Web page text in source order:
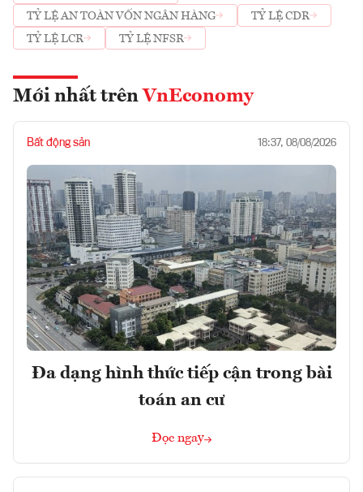
TỶ LỆ AN TOÀN VỐN NGÂN HÀNG
TỶ LỆ CDR
TỶ LỆ LCR
TỶ LỆ NFSR
Mới nhất trên VnEconomy
Bất động sản 18:37, 08/08/2026
Đa dạng hình thức tiếp cận trong bài
toán an cư
Đọc ngay